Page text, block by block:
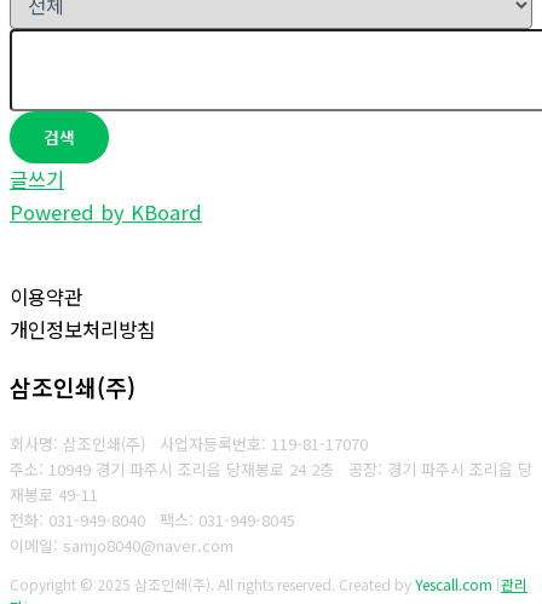
검색
글쓰기
Powered by KBoard
이용약관
개인정보처리방침
삼조인쇄(주)
회사명: 삼조인쇄(주) 사업자등록번호: 119-81-17070
주소: 10949 경기 파주시 조리읍 당재봉로 24 2층 공장: 경기 파주시 조리읍 당
재봉로 49-11
전화: 031-949-8040
팩스: 031-949-8045
이메일: samjo8040@naver.com
Copyright © 2025 삼조인쇄(주). All rights reserved. Created byYescall.com [관리